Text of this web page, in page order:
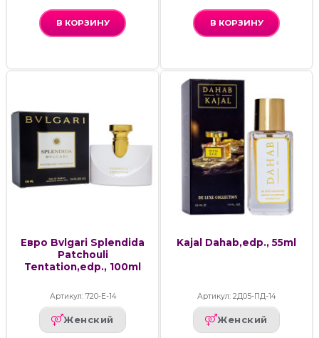
В КОРЗИНУ В КОРЗИНУ
Евро Bvlgari Splendida
Patchouli
Tentation,edp., 100ml
Артикул: 720-Е-14
Женский
Kajal Dahab,edp., 55ml
Артикул: 2Д05-ПД-14
Женский